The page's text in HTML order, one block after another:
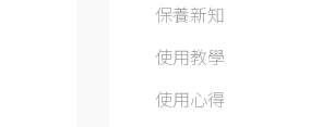
保養新知
使用教學
使用心得